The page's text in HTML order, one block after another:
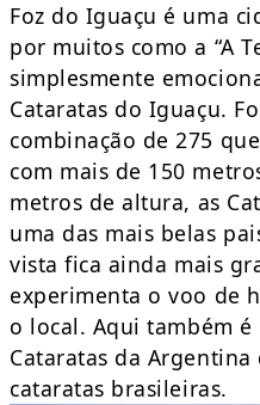
Foz do Iguaçu é uma
por muitos como a “A
simplesmente
Cataratas do Iguaçu.
combinação de 275
com mais de 150
metros de altura, as
uma das mais belas
vista fica ainda mais
experimenta o voo de
o local. Aqui também é
Cataratas da
cataratas brasileiras.